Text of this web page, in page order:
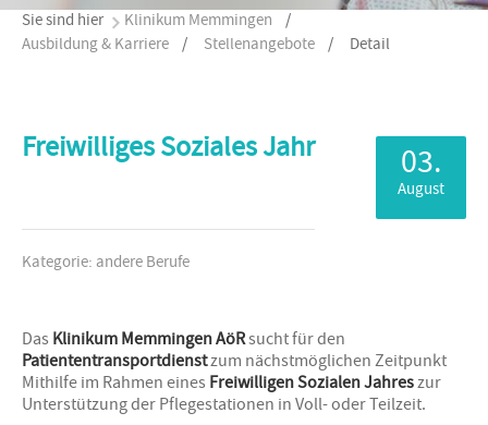
Sie sind hier Klinikum Memmingen /
Ausbildung & Karriere / Stellenangebote / Detail
03.
August
Freiwilliges Soziales Jahr
Kategorie: andere Berufe
Das Klinikum Memmingen AöRsucht für den
Patiententransportdienstzum nächstmöglichen Zeitpunkt
Mithilfe im Rahmen eines Freiwilligen Sozialen Jahreszur
Unterstützung der Pflegestationen in Voll- oder Teilzeit.